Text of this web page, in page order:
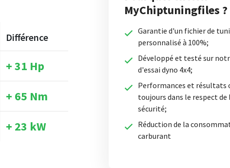
MyChiptuningfiles ?
Garantie d'un fichier de
personnalisé à 100%;
Développé et testé sur
d'essai dyno 4x4;
Performances et résultats
toujours dans le respect de
sécurité;
Réduction de la
carburant
Différence
+ 31 Hp
+ 65 Nm
+ 23 kW